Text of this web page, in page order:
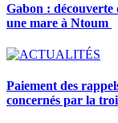
Gabon : découverte
une mare à Ntoum
Paiement des
concernés par la